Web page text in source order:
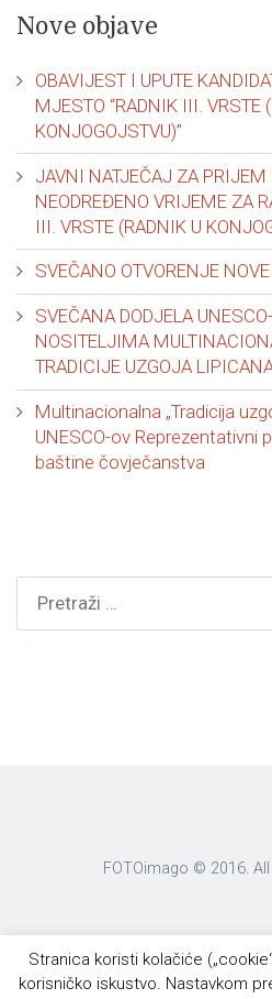
Nove objave
OBAVIJEST I UPUTE
MJESTO “RADNIK III. VRSTE
KONJOGOJSTVU)”
JAVNI NATJEČAJ ZA PRIJEM
NEODREĐENO VRIJEME ZA
III. VRSTE (RADNIK U
SVEČANO OTVORENJE
SVEČANA DODJELA
NOSITELJIMA
TRADICIJE UZGOJA
Multinacionalna „Tradicija
UNESCO-ov Reprezentativni
baštine čovječanstva
FOTOimago © 2016.
Stranica koristi kolačiće
korisničko iskustvo. Nastavkom